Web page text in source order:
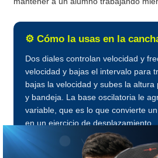
⚙️ Cómo la usas en la
Dos diales controlan velocidad y
velocidad y bajas el intervalo para
bajas la velocidad y subes la
y bandeja. La base oscilatoria le
variable, que es lo que convierte
en un ejercicio de desplazamiento.
Con 144 pelotas y 3,5 horas de
una sesión completa, o para varias